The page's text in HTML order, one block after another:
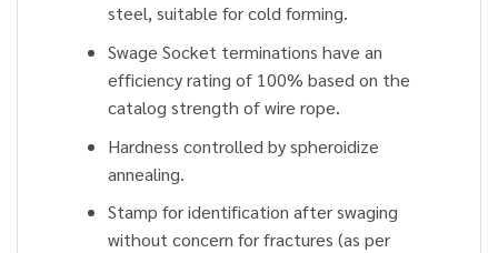
steel, suitable for cold forming.
Swage Socket terminations have an
efficiency rating of 100% based on the
catalog strength of wire rope.
Hardness controlled by spheroidize
annealing.
Stamp for identification after swaging
without concern for fractures (as per